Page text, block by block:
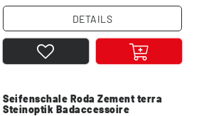
DETAILS
Seifenschale Roda Zement terra
Steinoptik Badaccessoire